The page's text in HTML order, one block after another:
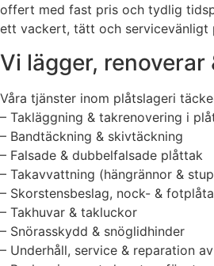
offert med fast pris och tydlig
ett vackert, tätt och servicevänligt
Vi lägger,
Våra tjänster inom plåtslageri
– Takläggning & takrenovering i
– Bandtäckning & skivtäckning
– Falsade & dubbelfalsade plåttak
– Takavvattning (hängrännor &
– Skorstensbeslag, nock- &
– Takhuvar & takluckor
– Snörasskydd & snöglidhinder
– Underhåll, service & reparation